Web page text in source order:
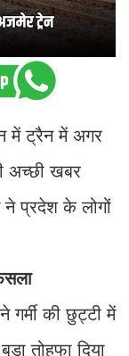
में ट्रैन में अगर
अच्छी खबर
प्रदेश के लोगों
की छुट्टी में
तोहफा दिया